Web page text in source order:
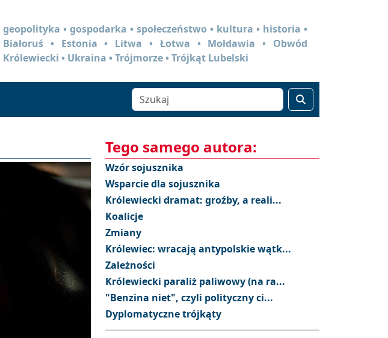
geopolityka • gospodarka • społeczeństwo • kultura • historia •
Białoruś • Estonia • Litwa • Łotwa • Mołdawia • Obwód
Królewiecki • Ukraina • Trójmorze • Trójkąt Lubelski
Tego samego autora:
Wzór sojusznika
Wsparcie dla sojusznika
Królewiecki dramat: groźby, a reali...
Koalicje
Zmiany
Królewiec: wracają antypolskie wątk...
Zależności
Królewiecki paraliż paliwowy (na ra...
"Benzina niet", czyli polityczny ci...
Dyplomatyczne trójkąty